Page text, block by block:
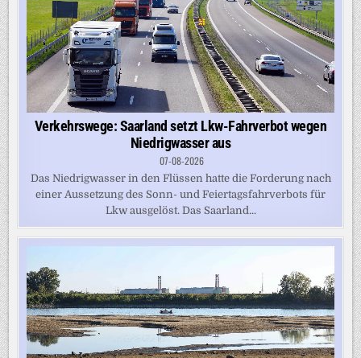
Verkehrswege: Saarland setzt Lkw-Fahrverbot wegen
Niedrigwasser aus
07-08-2026
Das Niedrigwasser in den Flüssen hatte die Forderung nach
einer Aussetzung des Sonn- und Feiertagsfahrverbots für
Lkw ausgelöst. Das Saarland...